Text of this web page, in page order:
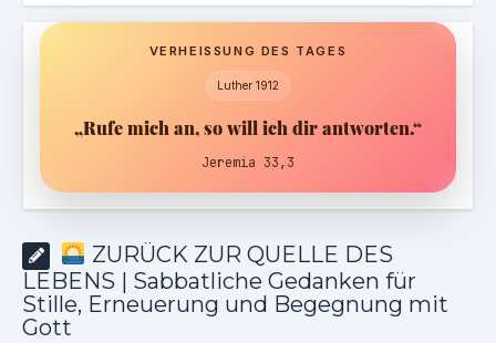
VERHEISSUNG DES TAGES
Luther 1912
„Rufe mich an, so will ich dir antworten.“
Jeremia 33,3
ZURÜCK ZUR QUELLE DES
LEBENS | Sabbatliche Gedanken für
Stille, Erneuerung und Begegnung mit
Gott